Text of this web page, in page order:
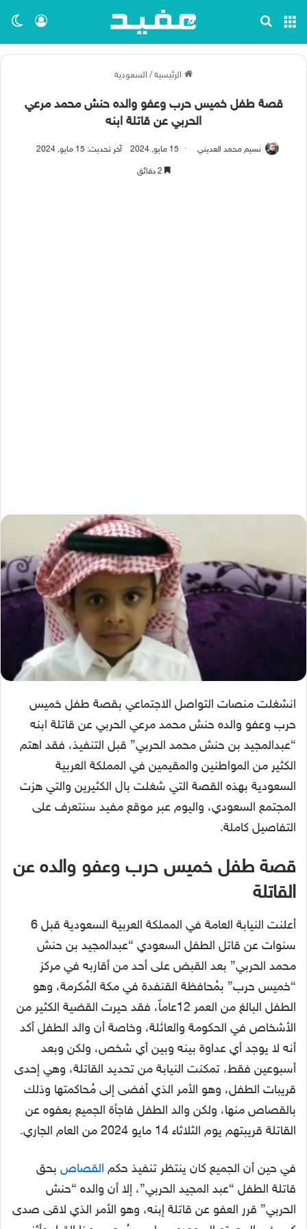
تسجيل القائمة
الرئيسية/ السعودية
قصة طفل خميس حرب وعفو والده حنش محمد مرعي
الحربي عن قاتلة ابنه
نسيم محمد العديني 15 مايو, 2024 آخر تحديث: 15 مايو, 2024
انشغلت منصات التواصل الاجتماعي بقصة طفل خميس
حرب وعفو والده حنش محمد مرعي الحربي عن قاتلة ابنه
“عبدالمجيد بن حنش محمد الحربي” قبل التنفيذ، فقد اهتم
الكثير من المواطنين والمقيمين في المملكة العربية
السعودية بهذه القصة التي شغلت بال الكثيرين والتي هزت
المجتمع السعودي، واليوم عبر موقع مفيد سنتعرف على
التفاصيل كاملة.
قصة طفل خميس حرب وعفو والده عن
القاتلة
أعلنت النيابة العامة في المملكة العربية السعودية قبل 6
سنوات عن قاتل الطفل السعودي “عبدالمجيد بن حنش
محمد الحربي” بعد القبض على أحد من أقاربه في مركز
“خميس حرب” بمُحافظة القنفدة في مكة المُكرمة، وهو
الطفل البالغ من العمر 12عاماً، فقد حيرت القضية الكثير من
الأشخاص في الحكومة والعائلة، وخاصة أن والد الطفل أكد
أنه لا يوجد أي عداوة بينه وبين أي شخص، ولكن وبعد
أسبوعين فقط، تمكنت النيابة من تحديد القاتلة، وهي إحدى
قريبات الطفل، وهو الأمر الذي أفضى إلى مُحاكمتها وذلك
بالقصاص منها، ولكن والد الطفل فاجأة الجميع بعفوه عن
القاتلة قريبتهم يوم الثلاثاء 14 مايو 2024 من العام الجاري.
في حين أن الجميع كان ينتظر تنفيذ حكم القصاص بحق
قاتلة الطفل “عبد المجيد الحربي”، إلا أن والده “حنش
الحربي” قرر العفو عن قاتلة إبنه، وهو الأمر الذي لاقى صدى